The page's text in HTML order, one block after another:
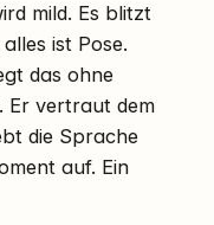
mild. Es blitzt
ist Pose.
das ohne
Er vertraut dem
die Sprache
auf. Ein